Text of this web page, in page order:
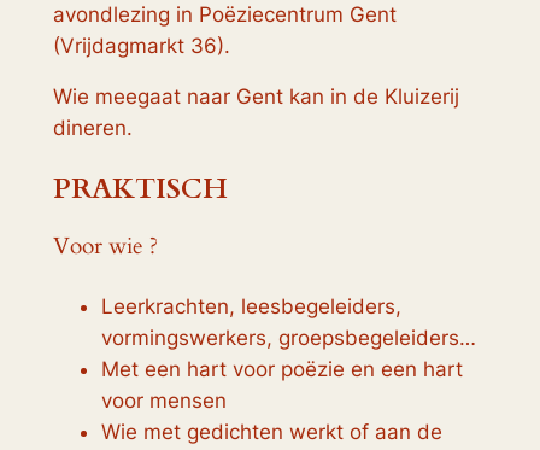
avondlezing in Poëziecentrum Gent
(Vrijdagmarkt 36).
Wie meegaat naar Gent kan in de Kluizerij
dineren.
PRAKTISCH
Voor wie ?
Leerkrachten, leesbegeleiders,
vormingswerkers, groepsbegeleiders…
Met een hart voor poëzie en een hart
voor mensen
Wie met gedichten werkt of aan de